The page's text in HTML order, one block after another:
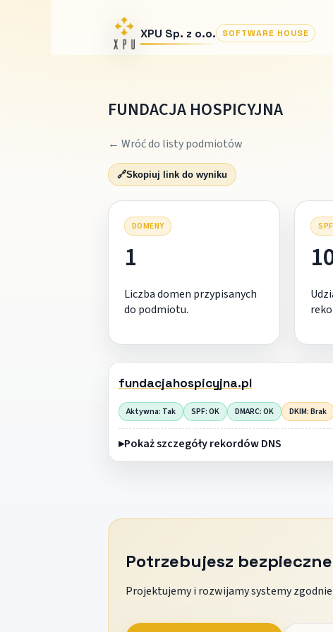
XPU Sp. z o.o. SOFTWARE HOUSE
FUNDACJA HOSPICYJNA
← Wróć do listy podmiotów
🔗Skopiuj link do wyniku
DOMENY
1
Liczba domen przypisanych
do podmiotu.
SPF
fundacjahospicyjna.pl
Aktywna: Tak SPF: OK DMARC: OK DKIM: Brak
Pokaż szczegóły rekordów DNS
Potrzebujesz
Projektujemy i rozwijamy systemy zgodnie